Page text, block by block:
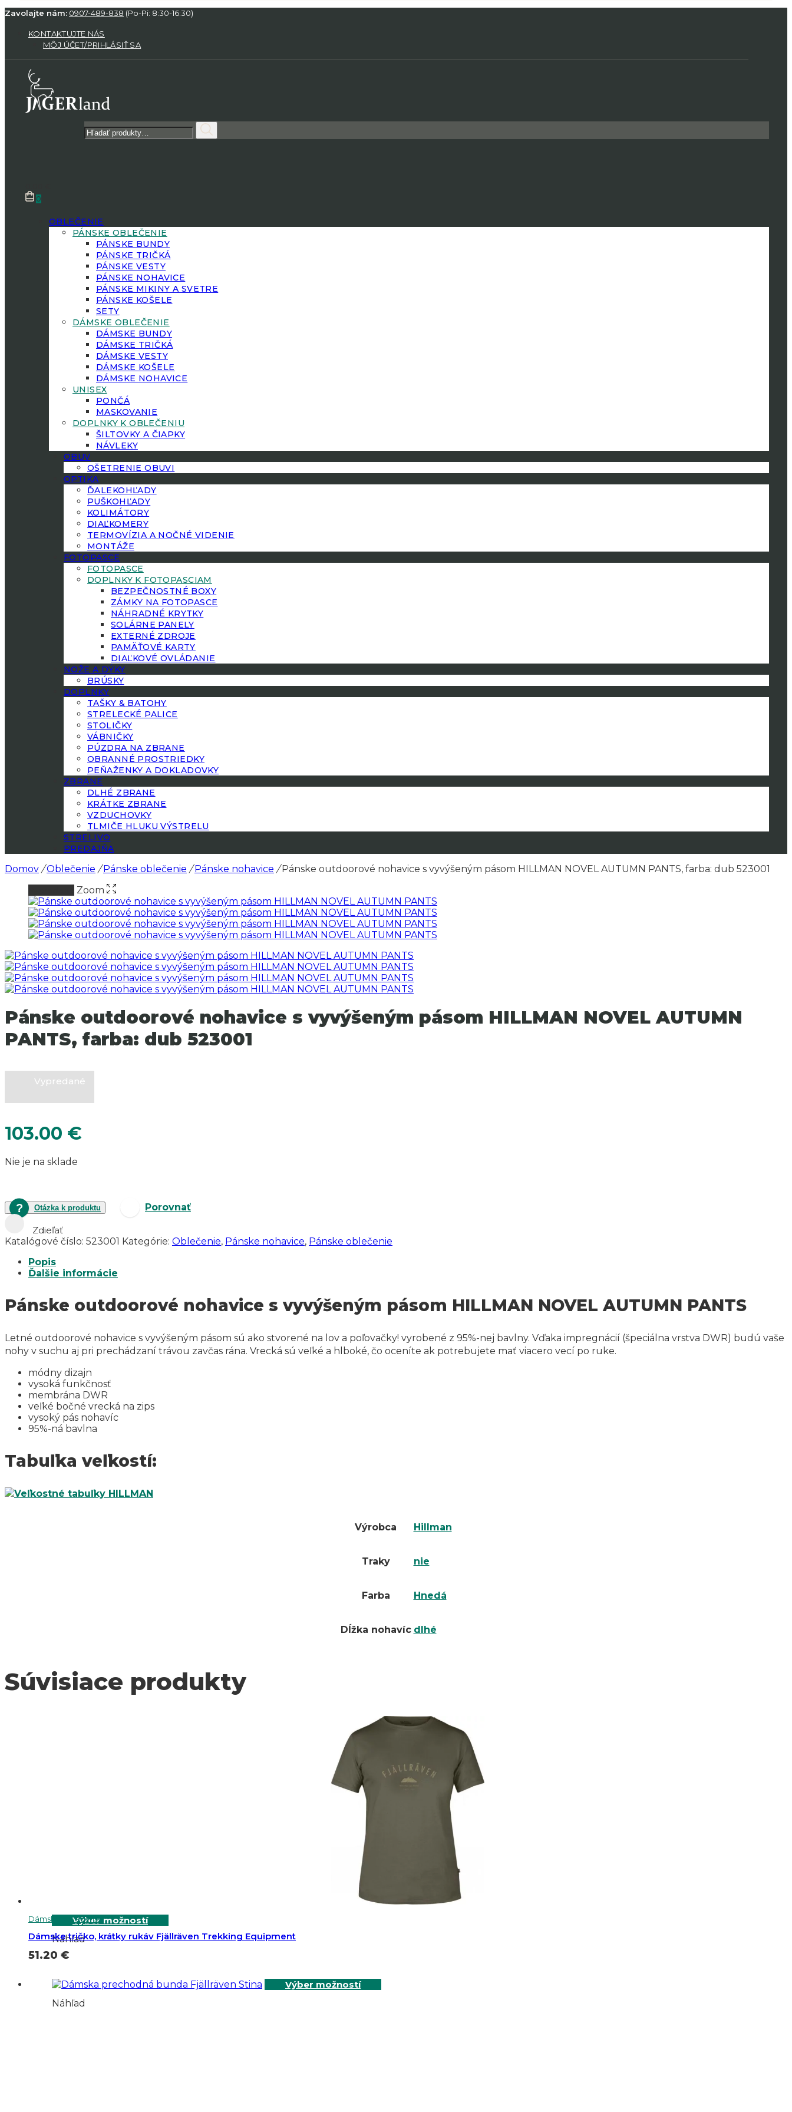
Zavolajte nám: 0907-489-838 (Po-Pi: 8:30-16:30)
KONTAKTUJTE NÁS
MÔJ ÚČET/PRIHLÁSIŤ SA
Hľadať:
0
OBLEČENIE
PÁNSKE OBLEČENIE
PÁNSKE BUNDY
PÁNSKE TRIČKÁ
PÁNSKE VESTY
PÁNSKE NOHAVICE
PÁNSKE MIKINY A SVETRE
PÁNSKE KOŠELE
SETY
DÁMSKE OBLEČENIE
DÁMSKE BUNDY
DÁMSKE TRIČKÁ
DÁMSKE VESTY
DÁMSKE KOŠELE
DÁMSKE NOHAVICE
UNISEX
PONČÁ
MASKOVANIE
DOPLNKY K OBLEČENIU
ŠILTOVKY A ČIAPKY
NÁVLEKY
OBUV
OŠETRENIE OBUVI
OPTIKA
ĎALEKOHĽADY
PUŠKOHĽADY
KOLIMÁTORY
DIAĽKOMERY
TERMOVÍZIA A NOČNÉ VIDENIE
MONTÁŽE
FOTOPASCE
FOTOPASCE
DOPLNKY K FOTOPASCIAM
BEZPEČNOSTNÉ BOXY
ZÁMKY NA FOTOPASCE
NÁHRADNÉ KRYTKY
SOLÁRNE PANELY
EXTERNÉ ZDROJE
PAMÄŤOVÉ KARTY
DIAĽKOVÉ OVLÁDANIE
NOŽE A DÝKY
BRÚSKY
DOPLNKY
TAŠKY & BATOHY
STRELECKÉ PALICE
STOLIČKY
VÁBNIČKY
PÚZDRA NA ZBRANE
OBRANNÉ PROSTRIEDKY
PEŇAŽENKY A DOKLADOVKY
ZBRANE
DLHÉ ZBRANE
KRÁTKE ZBRANE
VZDUCHOVKY
TLMIČE HLUKU VÝSTRELU
STRELIVO
PREDAJŇA
Domov / Oblečenie / Pánske oblečenie / Pánske nohavice /Pánske outdoorové nohavice s vyvýšeným pásom HILLMAN NOVEL AUTUMN PANTS, farba: dub 523001
Zoom
Pánske outdoorové nohavice s vyvýšeným pásom HILLMAN NOVEL AUTUMN
PANTS, farba: dub 523001
Vypredané
103.00 €
Nie je na sklade
Otázka k produktu Porovnať
Zdieľať
Katalógové číslo: 523001 Kategórie: Oblečenie, Pánske nohavice, Pánske oblečenie
Popis
Ďalšie informácie
Pánske outdoorové nohavice s vyvýšeným pásom HILLMAN NOVEL AUTUMN PANTS
Letné outdoorové nohavice s vyvýšeným pásom sú ako stvorené na lov a poľovačky! vyrobené z 95%-nej bavlny. Vďaka impregnácií (špeciálna vrstva DWR) budú vaše
nohy v suchu aj pri prechádzaní trávou zavčas rána. Vrecká sú veľké a hlboké, čo oceníte ak potrebujete mať viacero vecí po ruke.
módny dizajn
vysoká funkčnosť
membrána DWR
veľké bočné vrecká na zips
vysoký pás nohavíc
95%-ná bavlna
Tabuľka veľkostí:
Výrobca Hillman
Traky nie
Farba Hnedá
Dĺžka nohavíc dlhé
Súvisiace produkty
Výber možností
Náhľad
Dámske oblečenie
Dámske tričko, krátky rukáv Fjällräven Trekking Equipment
51.20 €
Výber možností
Náhľad